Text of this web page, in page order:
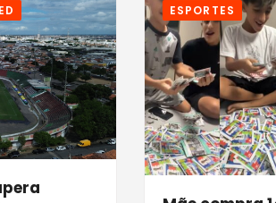
ESPORTES